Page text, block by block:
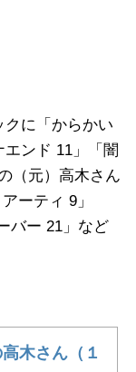
に「からかい
エンド 11」「闇
（元）高木さん
ーティ 9」
バー 21」など
木さん（１